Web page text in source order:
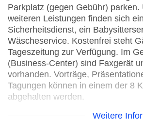
Parkplatz (gegen Gebühr) parken.
weiteren Leistungen finden sich
Sicherheitsdienst, ein
Wäscheservice. Kostenfrei steht
Tageszeitung zur Verfügung. Im
(Business-Center) sind Faxgerät
vorhanden. Vorträge,
Tagungen können in einem der 8
abgehalten werden.
Weitere